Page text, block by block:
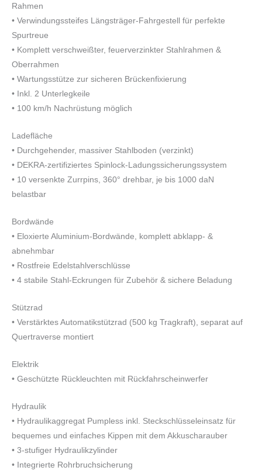
Rahmen
• Verwindungssteifes Längsträger-Fahrgestell für perfekte
Spurtreue
• Komplett verschweißter, feuerverzinkter Stahlrahmen &
Oberrahmen
• Wartungsstütze zur sicheren Brückenfixierung
• Inkl. 2 Unterlegkeile
• 100 km/h Nachrüstung möglich
Ladefläche
• Durchgehender, massiver Stahlboden (verzinkt)
• DEKRA-zertifiziertes Spinlock-Ladungssicherungssystem
• 10 versenkte Zurrpins, 360° drehbar, je bis 1000 daN
belastbar
Bordwände
• Eloxierte Aluminium-Bordwände, komplett abklapp- &
abnehmbar
• Rostfreie Edelstahlverschlüsse
• 4 stabile Stahl-Eckrungen für Zubehör & sichere Beladung
Stützrad
• Verstärktes Automatikstützrad (500 kg Tragkraft), separat auf
Quertraverse montiert
Elektrik
• Geschützte Rückleuchten mit Rückfahrscheinwerfer
Hydraulik
• Hydraulikaggregat Pumpless inkl. Steckschlüsseleinsatz für
bequemes und einfaches Kippen mit dem Akkuscharauber
• 3-stufiger Hydraulikzylinder
• Integrierte Rohrbruchsicherung